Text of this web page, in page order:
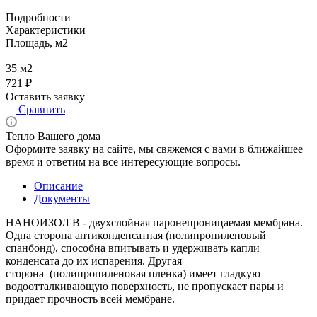
Подробности
Характеристики
Площадь, м2
—
35 м2
721 ₽
Оставить заявку
Сравнить
Тепло Вашего дома
Оформите заявку на сайте, мы свяжемся с вами в ближайшее
время и ответим на все интересующие вопросы.
Описание
Документы
НАНОИЗОЛ В - двухслойная паронепроницаемая мембрана.
Одна сторона антиконденсатная (полипропиленовый
спанбонд), способна впитывать и удерживать капли
конденсата до их испарения. Другая
сторона (полипропиленовая пленка) имеет гладкую
водоотталкивающую поверхность, не пропускает пары и
придает прочность всей мембране.